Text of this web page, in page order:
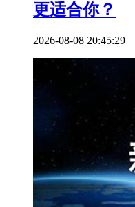
更适合你？
2026-08-08 20:45:29